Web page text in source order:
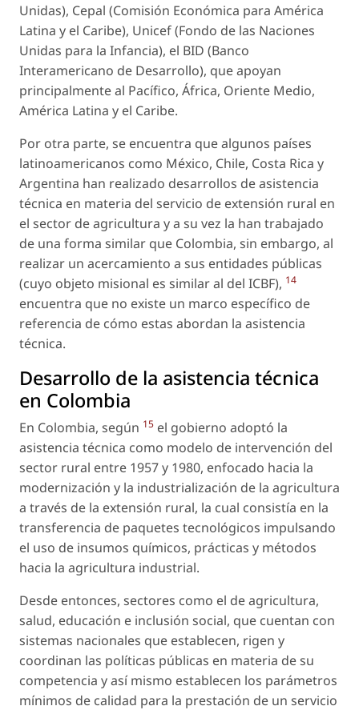
Unidas), Cepal (Comisión Económica para América
Latina y el Caribe), Unicef (Fondo de las Naciones
Unidas para la Infancia), el BID (Banco
Interamericano de Desarrollo), que apoyan
principalmente al Pacífico, África, Oriente Medio,
América Latina y el Caribe.
Por otra parte, se encuentra que algunos países
latinoamericanos como México, Chile, Costa Rica y
Argentina han realizado desarrollos de asistencia
técnica en materia del servicio de extensión rural en
el sector de agricultura y a su vez la han trabajado
de una forma similar que Colombia, sin embargo, al
realizar un acercamiento a sus entidades públicas
(cuyo objeto misional es similar al del ICBF), 14
encuentra que no existe un marco específico de
referencia de cómo estas abordan la asistencia
técnica.
Desarrollo de la asistencia técnica
en Colombia
En Colombia, según 15 el gobierno adoptó la
asistencia técnica como modelo de intervención del
sector rural entre 1957 y 1980, enfocado hacia la
modernización y la industrialización de la agricultura
a través de la extensión rural, la cual consistía en la
transferencia de paquetes tecnológicos impulsando
el uso de insumos químicos, prácticas y métodos
hacia la agricultura industrial.
Desde entonces, sectores como el de agricultura,
salud, educación e inclusión social, que cuentan con
sistemas nacionales que establecen, rigen y
coordinan las políticas públicas en materia de su
competencia y así mismo establecen los parámetros
mínimos de calidad para la prestación de un servicio